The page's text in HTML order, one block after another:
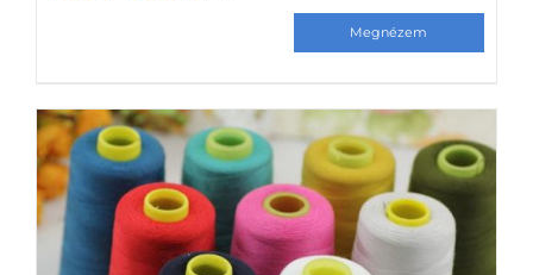
több
variációja
van.
változatok